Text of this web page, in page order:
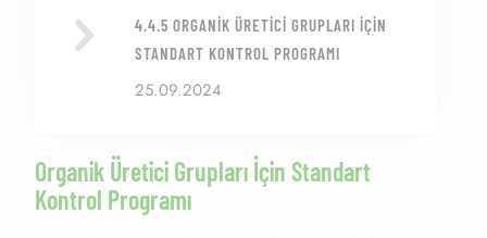
4.4.5 ORGANIK ÜRETICI GRUPLARI İÇIN
STANDART KONTROL PROGRAMI
25.09.2024
Organik Üretici Grupları İçin Standart
Kontrol Programı